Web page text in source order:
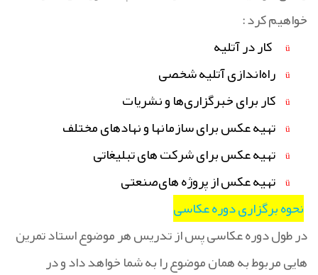
خواهیم کرد:
ü کار در آتلیه
ü راه‌اندازی آتلیه شخصی
ü کار برای خبرگزاری‌ها و نشریات
ü تهیه عکس برای سازمانها و نهادهای مختلف
ü تهیه عکس برای شرکت های‌ تبلیغاتی
ü تهیه عکس از پروژه های‌صنعتی
نحوه برگزاری دوره عکاسی
در طول دوره عکاسی پس از تدریس هر موضوع استاد تمرین
هایی مربوط به همان موضوع را به شما خواهد داد و در